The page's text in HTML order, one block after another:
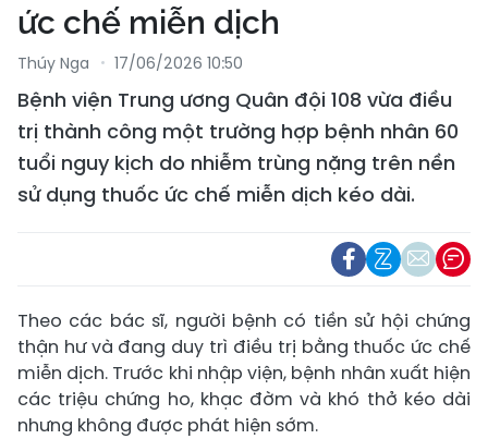
ức chế miễn dịch
Thúy Nga 17/06/2026 10:50
Bệnh viện Trung ương Quân đội 108 vừa điều
trị thành công một trường hợp bệnh nhân 60
tuổi nguy kịch do nhiễm trùng nặng trên nền
sử dụng thuốc ức chế miễn dịch kéo dài.
Theo các bác sĩ, người bệnh có tiền sử hội chứng
thận hư và đang duy trì điều trị bằng thuốc ức chế
miễn dịch. Trước khi nhập viện, bệnh nhân xuất hiện
các triệu chứng ho, khạc đờm và khó thở kéo dài
nhưng không được phát hiện sớm.